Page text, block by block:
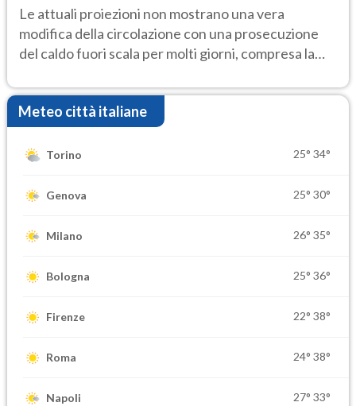
Le attuali proiezioni non mostrano una vera
modifica della circolazione con una prosecuzione
del caldo fuori scala per molti giorni, compresa la
Meteo città italiane
Torino 25° 34°
Genova 25° 30°
Milano 26° 35°
Bologna 25° 36°
Firenze 22° 38°
Roma 24° 38°
Napoli 27° 33°